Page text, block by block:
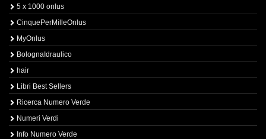
5 x 1000 onlus
CinquePerMilleOnlus
MyOnlus
BolognaIdraulico
hair
Libri Best Sellers
Ricerca Numero Verde
Numeri Verdi
Info Numero Verde